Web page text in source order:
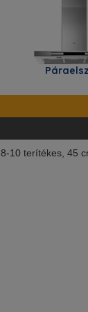
Páraelszívó
8-10 terítékes, 45